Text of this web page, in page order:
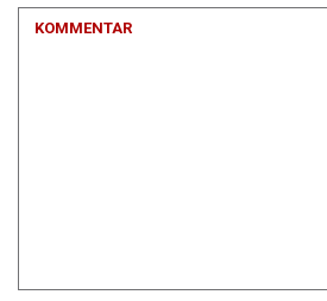
KOMMENTAR